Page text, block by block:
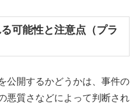
可能性と注意点（プラ
公開するかどうかは、事件の
悪質さなどによって判断され